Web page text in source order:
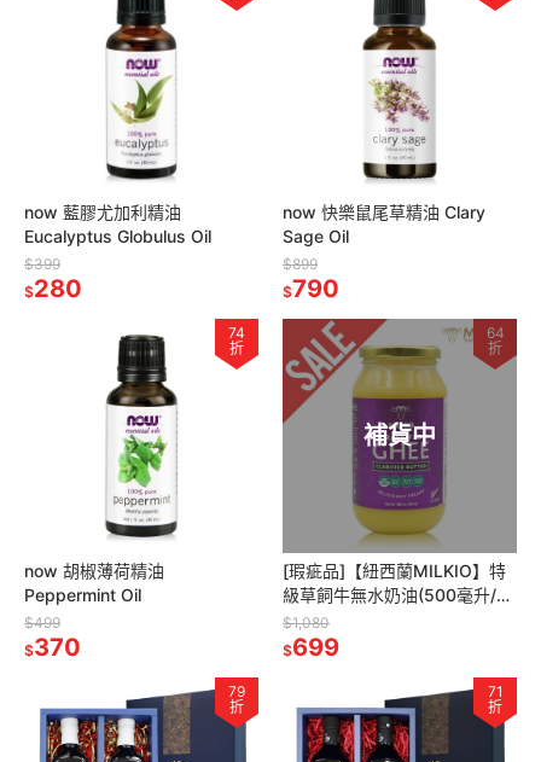
now 藍膠尤加利精油
Eucalyptus Globulus Oil
$399
$280
now 快樂鼠尾草精油 Clary
Sage Oil
$899
$790
74
折
now 胡椒薄荷精油
Peppermint Oil
$499
$370
補貨中
64
折
[瑕疵品]【紐西蘭MILKIO】特
級草飼牛無水奶油(500毫升/
瓶)
$1,080
$699
79
折
71
折